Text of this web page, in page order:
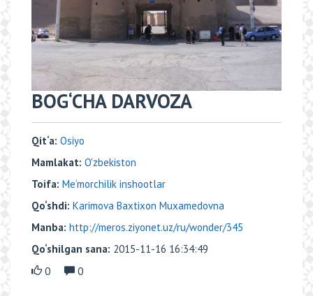
BOG‘CHA DARVOZA
Qit‘a: Osiyo
Mamlakat: O'zbekiston
Toifa: Me‘morchilik inshootlar
Qo‘shdi: Karimova Baxtixon Muxamedovna
Manba: http://meros.ziyonet.uz/ru/wonder/345
Qo‘shilgan sana: 2015-11-16 16:34:49
0
0